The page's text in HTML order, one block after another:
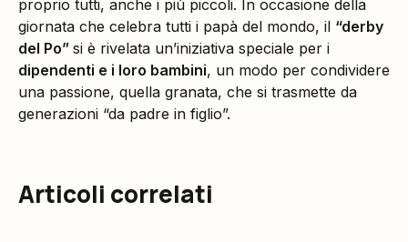
proprio tutti, anche i più piccoli. In occasione della
giornata che celebra tutti i papà del mondo, il “derby
del Po” si è rivelata un’iniziativa speciale per i
dipendenti e i loro bambini, un modo per condividere
una passione, quella granata, che si trasmette da
generazioni “da padre in figlio”.
Articoli correlati